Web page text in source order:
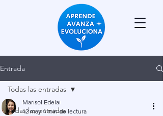
Entrada
Todas las entradas
Todas las entradas
Marisol Edelai
12 may 4 min de lectura